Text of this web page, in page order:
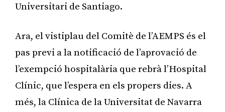
Universitari de Santiago.
Ara, el vistiplau del Comitè de l’AEMPS és el
pas previ a la notificació de l’aprovació de
l’exempció hospitalària que rebrà l’Hospital
Clínic, que l’espera en els propers dies. A
més, la Clínica de la Universitat de Navarra